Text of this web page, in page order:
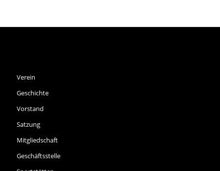
Verein
Geschichte
Vorstand
Satzung
Mitgliedschaft
Geschäftsstelle